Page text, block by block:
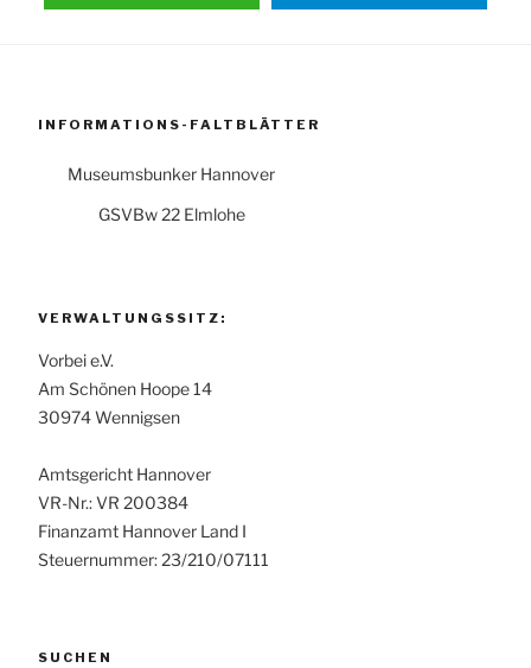
INFORMATIONS-FALTBLÄTTER
Museumsbunker Hannover
GSVBw 22 Elmlohe
VERWALTUNGSSITZ:
Vorbei e.V.
Am Schönen Hoope 14
30974 Wennigsen
Amtsgericht Hannover
VR-Nr.: VR 200384
Finanzamt Hannover Land I
Steuernummer: 23/210/07111
SUCHEN